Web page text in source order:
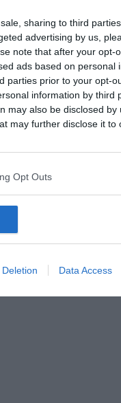
sharing to third
advertising by us,
note that after your opt-
ads based on personal
parties prior to your opt-
information by third
may also be disclosed
may further disclose it to
Opt Outs
Deletion Data Access
enrico rossi san miniato